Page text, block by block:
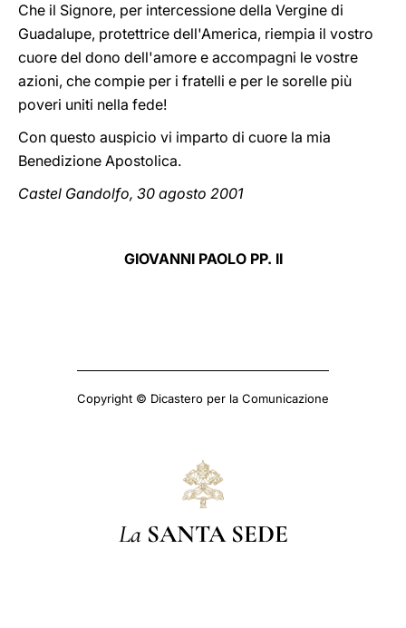
Che il Signore, per intercessione della Vergine di
Guadalupe, protettrice dell'America, riempia il vostro
cuore del dono dell'amore e accompagni le vostre
azioni, che compie per i fratelli e per le sorelle più
poveri uniti nella fede!
Con questo auspicio vi imparto di cuore la mia
Benedizione Apostolica.
Castel Gandolfo, 30 agosto 2001
GIOVANNI PAOLO PP. II
Copyright © Dicastero per la Comunicazione
La SANTA SEDE